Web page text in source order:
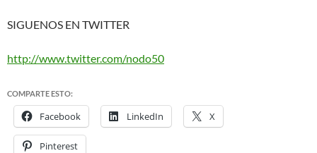
SIGUENOS EN TWITTER
http://www.twitter.com/nodo50
COMPARTE ESTO:
Facebook LinkedIn X
Pinterest